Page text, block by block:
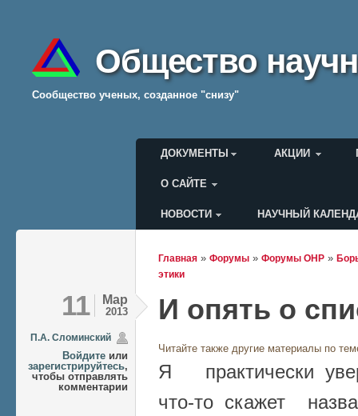
Общество
Cообщество ученых, созданное "снизу"
Главное меню
ДОКУМЕНТЫ АКЦИИ
О САЙТЕ
Меню пользователя
НОВОСТИ НАУЧНЫЙ
Вы здесь
Главная » Форумы » Форумы ОНР »
этики
11 Мар
2013
П.А. Сломинский
Войдите или
зарегистрируйтесь,
чтобы отправлять
комментарии
И опять о
Читайте также другие материалы по
Я практически
что-то скажет